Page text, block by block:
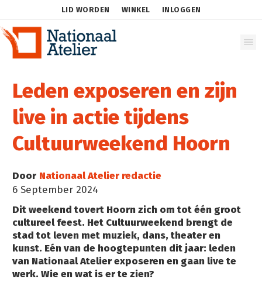
LID WORDEN WINKEL INLOGGEN
Leden exposeren en zijn
live in actie tijdens
Cultuurweekend Hoorn
Door Nationaal Atelier redactie
6 September 2024
Dit weekend tovert Hoorn zich om tot één groot
cultureel feest. Het Cultuurweekend brengt de
stad tot leven met muziek, dans, theater en
kunst. Eén van de hoogtepunten dit jaar: leden
van Nationaal Atelier exposeren en gaan live te
werk. Wie en wat is er te zien?